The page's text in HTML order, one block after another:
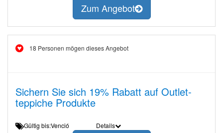
Zum Angebot
18 Personen mögen dieses Angebot
Sichern Sie sich 19% Rabatt auf Outlet-
teppiche Produkte
Gültig bis:Venció Details